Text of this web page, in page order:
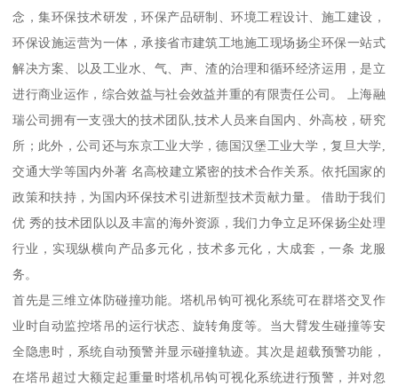
念，集环保技术研发，环保产品研制、环境工程设计、施工建设，
环保设施运营为一体，承接省市建筑工地施工现场扬尘环保一站式
解决方案、以及工业水、气、声、渣的治理和循环经济运用，是立
进行商业运作，综合效益与社会效益并重的有限责任公司。 上海融
瑞公司拥有一支强大的技术团队,技术人员来自国内、外高校，研究
所；此外，公司还与东京工业大学，德国汉堡工业大学，复旦大学,
交通大学等国内外著 名高校建立紧密的技术合作关系。依托国家的
政策和扶持，为国内环保技术引进新型技术贡献力量。 借助于我们
优 秀的技术团队以及丰富的海外资源，我们力争立足环保扬尘处理
行业，实现纵横向产品多元化，技术多元化，大成套，一条 龙服
务。
首先是三维立体防碰撞功能。塔机吊钩可视化系统可在群塔交叉作
业时自动监控塔吊的运行状态、旋转角度等。当大臂发生碰撞等安
全隐患时，系统自动预警并显示碰撞轨迹。其次是超载预警功能，
在塔吊超过大额定起重量时塔机吊钩可视化系统进行预警，并对忽